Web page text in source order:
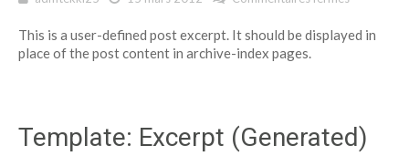
Excerpt
This is a user-defined post excerpt. It should be displayed in
place of the post content in archive-index pages.
Template: Excerpt (Generated)